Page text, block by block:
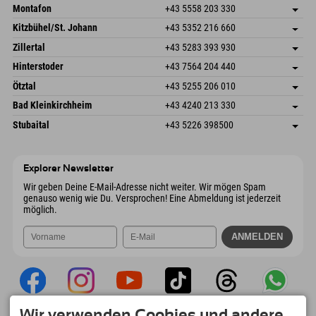
Montafon +43 5558 203 330
Dorfstr. 127b
6793 Gaschurn/Montafon
Österreich
Adresse speichern
Buchen
Kitzbühel/St. Johann +43 5352 216 660
Speckbacherstraße 87
Österreich
Adresse speichern
Buchen
Zillertal +43 5283 393 930
Schmiedau 2
Österreich
Adresse speichern
Buchen
Hinterstoder +43 7564 204 440
Freizeitpark 10
Österreich
Adresse speichern
Buchen
Ötztal +43 5255 206 010
Gscheat 14
Österreich
Adresse speichern
Buchen
Bad Kleinkirchheim +43 4240 213 330
Dorfstraße 24
Adresse speichern
Stubaital +43 5226 398500
Explorer Newsletter
Wir geben Deine E-Mail-Adresse nicht weiter. Wir mögen Spam
genauso wenig wie Du. Versprochen! Eine Abmeldung ist jederzeit
möglich.